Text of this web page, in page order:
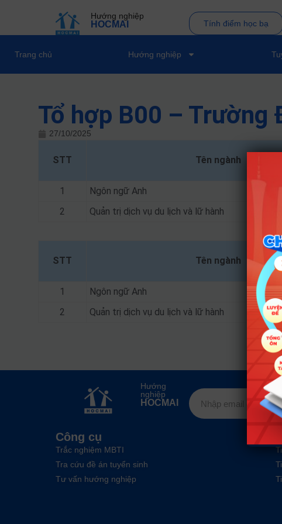
Hướng nghiệp
HOCMAI Tính điểm học bạ
Trang chủ Hướng nghiệp
Tổ hợp B00 – Trường
27/10/2025
STT Tên ngành
1
Ngôn ngữ Anh
2
Quản trị dịch vụ du lịch và lữ hành
STT Tên ngành
1
Ngôn ngữ Anh
2
Quản trị dịch vụ du lịch và lữ hành
Hướng
nghiệp
HOCMAI
Công cụ
Trắc nghiệm MBTI
Tra cứu đề án tuyển sinh
Tư vấn hướng nghiệp